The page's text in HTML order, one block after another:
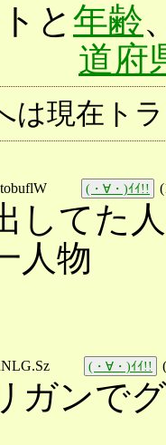
と 年齢
道府
は現在ト
(・∀・)ｲｲ!! (
してた
人物
(・∀・)ｲｲ!! (
ガンで